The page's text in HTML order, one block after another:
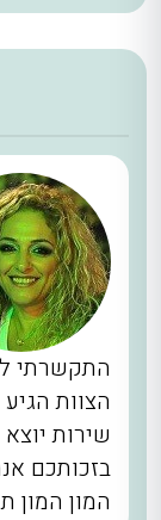
התקשרתי
הצוות
שירות
בזכותכם
המון המון